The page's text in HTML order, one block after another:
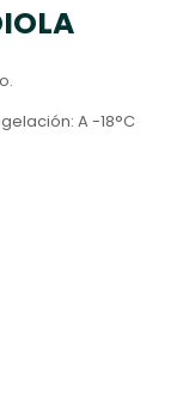
A -18°C